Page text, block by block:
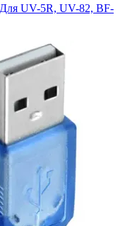
Для UV-5R, UV-82, BF-